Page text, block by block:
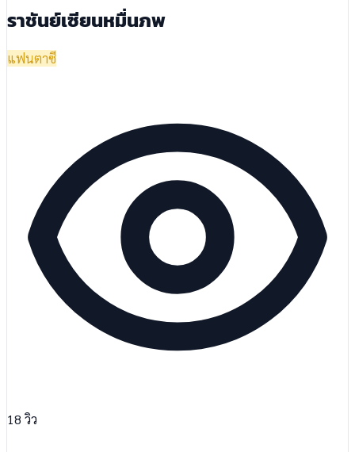
ราชันย์เซียนหมื่นภพ
แฟนตาซี
18 วิว